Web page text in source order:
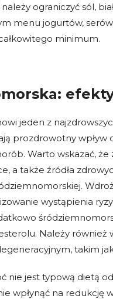
ograniczyć sól,
menu jogurtów,
minimum.
jeden z
prozdrowotny wpływ
Warto wskazać,
a także źródła
wystąpienia
Należy również
takim
nie jest typową dietą
wpłynąć na redukcję